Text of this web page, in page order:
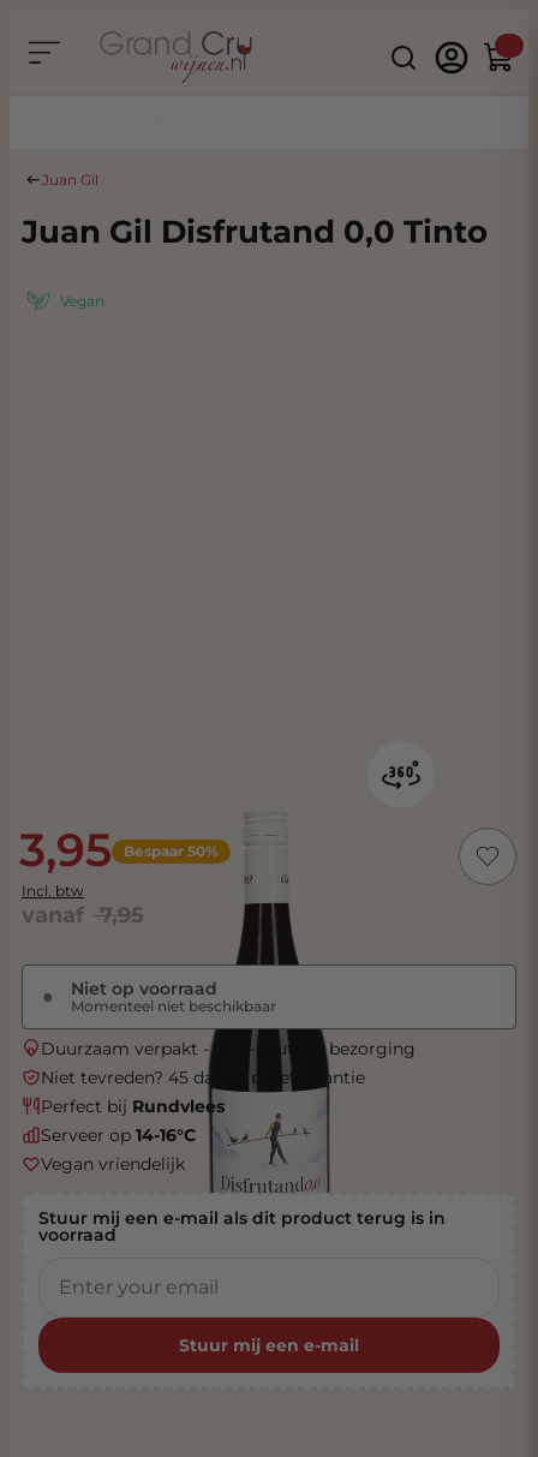
Search
Juan Gil
Juan Gil Disfrutand 0,0 Tinto
Vegan
3,95 Bespaar 50%
Incl. btw
vanaf 7,95
● Niet op voorraad
Momenteel niet beschikbaar
Duurzaam verpakt - CO2-neutrale bezorging
Niet tevreden? 45 dagen proefgarantie
Perfect bij Rundvlees
Serveer op 14-16°C
Vegan vriendelijk
Stuur mij een e-mail als dit product terug is in
voorraad
Stuur mij een e-mail